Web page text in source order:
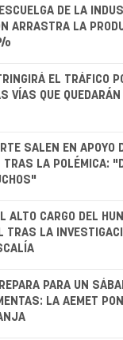
DE LA
ARRASTRA LA
EL TRÁFICO
VÍAS QUE
SALEN EN APOYO
TRAS LA POLÉMICA:
ALTO CARGO DEL
TRAS LA
PARA UN
LA AEMET